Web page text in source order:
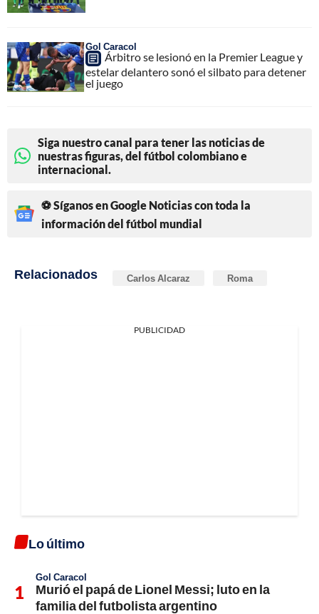
Gol Caracol
Árbitro se lesionó en la Premier League y
estelar delantero sonó el silbato para detener
el juego
Siga nuestro canal para tener las noticias de
nuestras figuras, del fútbol colombiano e
internacional.
⚽ Síganos en Google Noticias con toda la
información del fútbol mundial
Relacionados Carlos Alcaraz Roma
PUBLICIDAD
Lo último
Gol Caracol
Murió el papá de Lionel Messi; luto en la
familia del futbolista argentino